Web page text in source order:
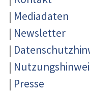
| Mediadaten
| Newsletter
|
|
| Presse